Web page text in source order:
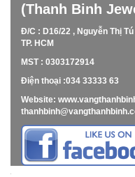
(Thanh Binh
Đ/C : D16/22 , Nguyễn Thị
TP. HCM
MST : 0303172914
Điện thoại :034 33333 63
Website: